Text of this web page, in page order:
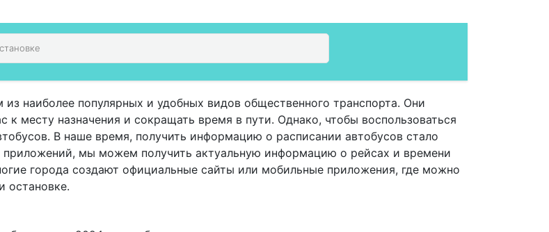
из наиболее популярных и удобных видов общественного транспорта. Они
месту назначения и сокращать время в пути. Однако, чтобы воспользоваться
В наше время, получить информацию о расписании автобусов стало
мы можем получить актуальную информацию о рейсах и времени
города создают официальные сайты или мобильные приложения, где можно
остановке.